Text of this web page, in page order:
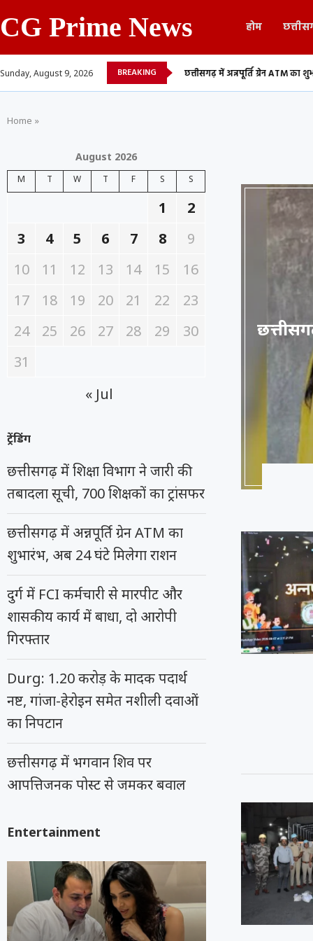
CG Prime News होम
Sunday, August 9, 2026 BREAKING
सूची, 700 शिक्षकों... छत्तीसगढ़ में अन्नपूर्ति ग्रेन ATM का शुभारंभ, अब 24 घंटे
Home »
August 2026
M T W T F S S
1
2
3
4 5 6 7 8
9
10
11 12 13 14 15
16
17
18 19 20 21 22
23
24
25 26 27 28 29
30
31
« Jul
ट्रेंडिंग
छत्तीसगढ़ में शिक्षा विभाग ने जारी की
तबादला सूची, 700 शिक्षकों का ट्रांसफर
छत्तीसगढ़ में अन्नपूर्ति ग्रेन ATM का
शुभारंभ, अब 24 घंटे मिलेगा राशन
दुर्ग में FCI कर्मचारी से मारपीट और
शासकीय कार्य में बाधा, दो आरोपी
गिरफ्तार
Durg: 1.20 करोड़ के मादक पदार्थ
नष्ट, गांजा-हेरोइन समेत नशीली दवाओं
का निपटान
छत्तीसगढ़ में भगवान शिव पर
आपत्तिजनक पोस्ट से जमकर बवाल
Entertainment